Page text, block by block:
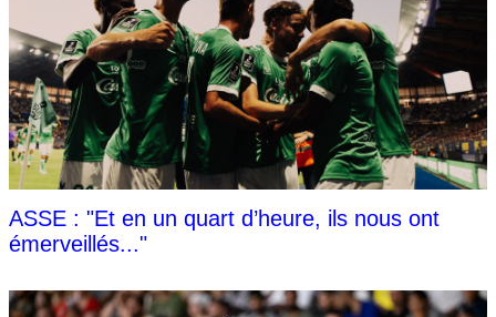
ASSE : "Et en un quart d’heure, ils nous ont
émerveillés..."